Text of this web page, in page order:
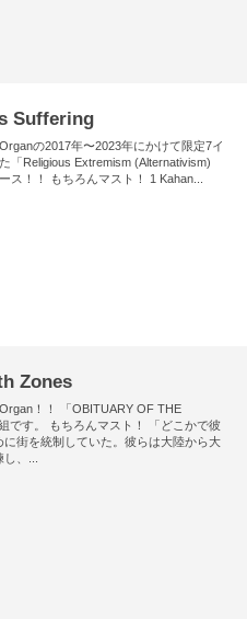
Suffering
の2017年〜2023年にかけて限定7イ
「Religious Extremism (Alternativism)
ス！！ もちろんマスト！ 1 Kahan...
Zones
！！ 「OBITUARY OF THE
です。 もちろんマスト！ 「どこかで彼
街を統制していた。彼らは大陸から大
、...